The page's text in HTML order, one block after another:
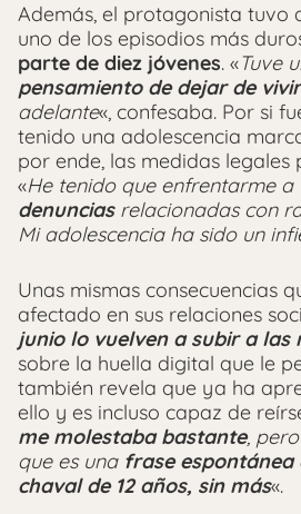
Además, el protagonista tuvo
uno de los episodios más
parte de diez jóvenes. «Tuve
pensamiento de dejar de vivir
adelante«, confesaba. Por si
tenido una adolescencia
por ende, las medidas legales
«He tenido que enfrentarme a
denunciasrelacionadas con
Mi adolescencia ha sido un
Unas mismas consecuencias
afectado en sus relaciones
junio lo vuelven a subir a las
sobre la huella digital que le
también revela que ya ha
ello y es incluso capaz de
me molestaba bastante,
que es una frase espontánea
chaval de 12 años, sin más«.